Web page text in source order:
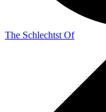
The Schlechtst Of